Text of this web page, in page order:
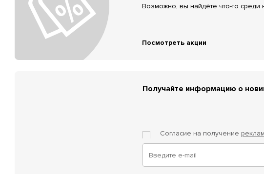
Возможно, вы найдёте что-то среди
Посмотреть акции
Получайте информацию о
Согласие на получение